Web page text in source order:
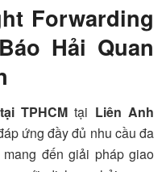
Forwarding
Hải Quan
TPHCM tại Liên Anh
ứng đầy đủ nhu cầu đa
đến giải pháp giao